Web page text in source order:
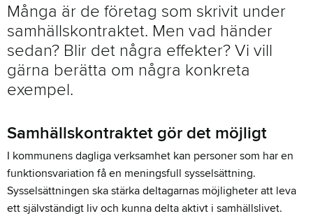
Många är de företag som skrivit under
samhällskontraktet. Men vad händer
sedan? Blir det några effekter? Vi vill
gärna berätta om några konkreta
exempel.
Samhällskontraktet gör det möjligt
I kommunens dagliga verksamhet kan personer som har en
funktionsvariation få en meningsfull sysselsättning.
Sysselsättningen ska stärka deltagarnas möjligheter att leva
ett självständigt liv och kunna delta aktivt i samhällslivet.